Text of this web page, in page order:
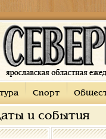
Спорт
и события